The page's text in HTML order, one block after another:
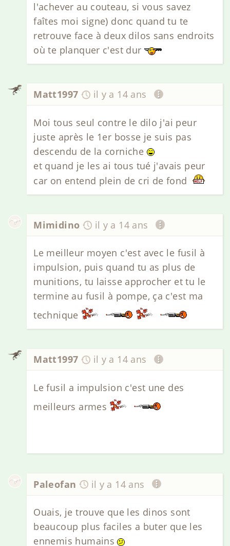
l'achever au couteau, si vous savez
faîtes moi signe) donc quand tu te
retrouve face à deux dilos sans endroits
où te planquer c'est dur
Matt1997 il y a 14 ans
Moi tous seul contre le dilo j'ai peur
juste après le 1er bosse je suis pas
descendu de la corniche
et quand je les ai tous tué j'avais peur
car on entend plein de cri de fond
Mimidino il y a 14 ans
Le meilleur moyen c'est avec le fusil à
impulsion, puis quand tu as plus de
munitions, tu laisse approcher et tu le
termine au fusil à pompe, ça c'est ma
technique
Matt1997 il y a 14 ans
Le fusil a impulsion c'est une des
meilleurs armes
Paleofan il y a 14 ans
Ouais, je trouve que les dinos sont
beaucoup plus faciles a buter que les
ennemis humains